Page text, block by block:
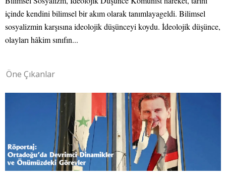
içinde kendini bilimsel bir akım olarak tanımlayageldi. Bilimsel
sosyalizmin karşısına ideolojik düşünceyi koydu. İdeolojik düşünce,
olayları hâkim sınıfın...
Öne Çıkanlar